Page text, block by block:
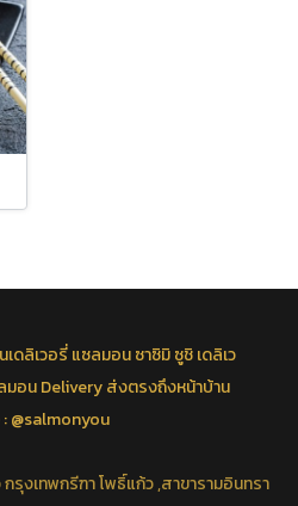
ดลิเวอรี่ แซลมอน ซาซิมิ ซูชิ เดลิเว
อน Delivery ส่งตรงถึงหน้าบ้าน
@salmonyou
รุงเทพกรีฑา โพธิ์แก้ว ,สาขารามอินทรา